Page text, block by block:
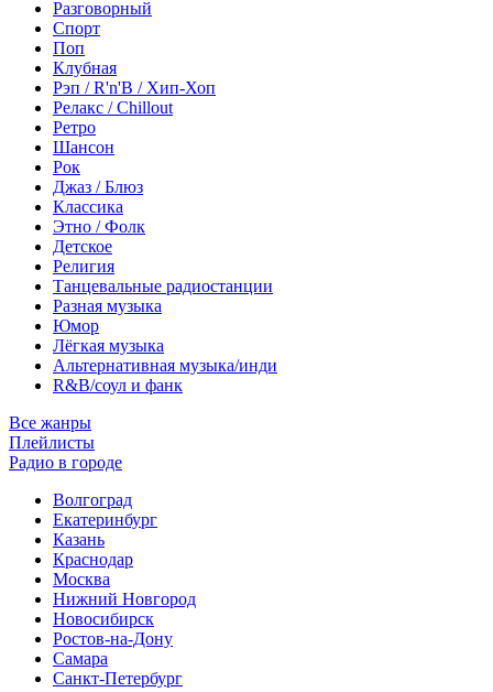
Разговорный
Спорт
Поп
Клубная
Рэп / R'n'B / Хип-Хоп
Релакс / Chillout
Ретро
Шансон
Рок
Джаз / Блюз
Классика
Этно / Фолк
Детское
Религия
Танцевальные радиостанции
Разная музыка
Юмор
Лёгкая музыка
Альтернативная музыка/инди
R&B/cоул и фанк
Все жанры
Плейлисты
Радио в городе
Волгоград
Екатеринбург
Казань
Краснодар
Москва
Нижний Новгород
Новосибирск
Ростов-на-Дону
Самара
Санкт-Петербург